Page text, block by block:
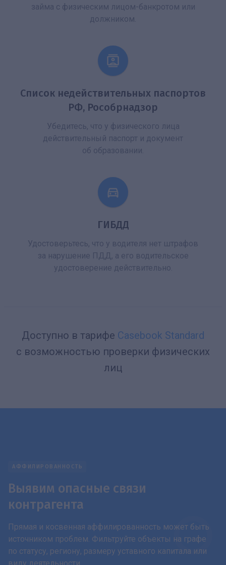
займа с физическим лицом-банкротом или
должником.
Список недействительных паспортов
РФ, Рособрнадзор
Убедитесь, что у физического лица
действительный паспорт и документ
об образовании.
ГИБДД
Удостоверьтесь, что у водителя нет штрафов
за нарушение ПДД, а его водительское
удостоверение действительно.
Доступно в тарифе Casebook Standard
с возможностью проверки физических
лиц
АФФИЛИРОВАННОСТЬ
Выявим опасные связи
контрагента
Прямая и косвенная аффилированность может быть
источником проблем. Фильтруйте объекты на графе
по статусу, региону, размеру уставного капитала или